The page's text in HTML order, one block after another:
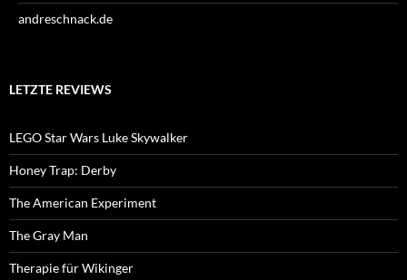
andreschnack.de
LETZTE REVIEWS
LEGO Star Wars Luke Skywalker
Honey Trap: Derby
The American Experiment
The Gray Man
Therapie für Wikinger